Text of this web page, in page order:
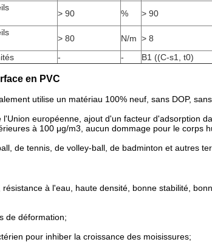
> 90 % > 90
> 80 N/m > 8
- - B1 ((C-s1, t0)
en PVC
utilise un matériau 100% neuf, sans DOP,
européenne, ajout d'un facteur d'adsorption
à 100 μg/m3, aucun dommage pour le corps
de tennis, de volley-ball, de badminton et autres
à l'eau, haute densité, bonne stabilité,
de déformation;
pour inhiber la croissance des moisissures;